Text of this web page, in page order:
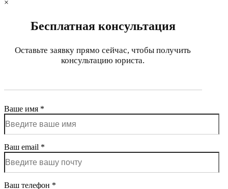
×
Бесплатная консультация
Оставьте заявку прямо сейчас, чтобы получить
консультацию юриста.
Ваше имя *
Ваш email *
Ваш телефон *